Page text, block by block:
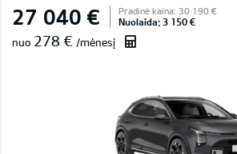
27 040 € Pradinė kaina: 30 190 €
Nuolaida: 3 150 €
nuo 278 € /mėnesį